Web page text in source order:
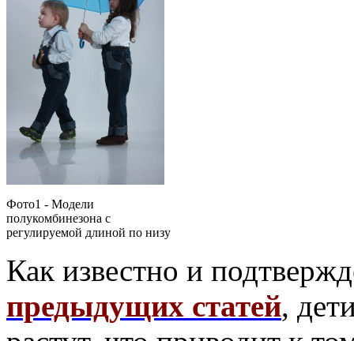
Фото1 - Модели
полукомбинезона с
регулируемой длиной по низу
Как известно и
предыдущих статей,